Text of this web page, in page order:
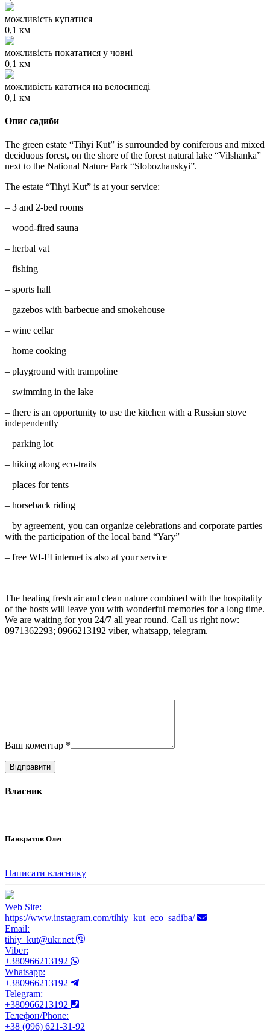
можливість купатися
0,1 км
можливість покататися у човні
0,1 км
можливість кататися на велосипеді
0,1 км
Опис садиби
The green estate “Tihyi Kut” is surrounded by coniferous and mixed
deciduous forest, on the shore of the forest natural lake “Vilshanka”
next to the National Nature Park “Slobozhanskyi”.
The estate “Tihyi Kut” is at your service:
– 3 and 2-bed rooms
– wood-fired sauna
– herbal vat
– fishing
– sports hall
– gazebos with barbecue and smokehouse
– wine cellar
– home cooking
– playground with trampoline
– swimming in the lake
– there is an opportunity to use the kitchen with a Russian stove
independently
– parking lot
– hiking along eco-trails
– places for tents
– horseback riding
– by agreement, you can organize celebrations and corporate parties
with the participation of the local band “Yary”
– free WI-FI internet is also at your service
The healing fresh air and clean nature combined with the hospitality
of the hosts will leave you with wonderful memories for a long time.
We are waiting for you 24/7 all year round. Call us right now:
0971362293; 0966213192 viber, whatsapp, telegram.
Ваш коментар *
Власник
Панкратов Олег
Написати власнику
Web Site:
https://www.instagram.com/tihiy_kut_eco_sadiba/
Email:
tihiy_kut@ukr.net
Viber:
+380966213192
Whatsapp:
+380966213192
Telegram:
+380966213192
Телефон/Phone:
+38 (096) 621-31-92